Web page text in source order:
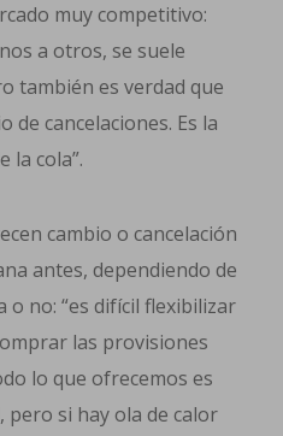
muy competitivo:
a otros, se suele
también es verdad que
cancelaciones. Es la
la cola”.
cambio o cancelación
antes, dependiendo de
o no: “es difícil flexibilizar
las provisiones
lo que ofrecemos es
si hay ola de calor